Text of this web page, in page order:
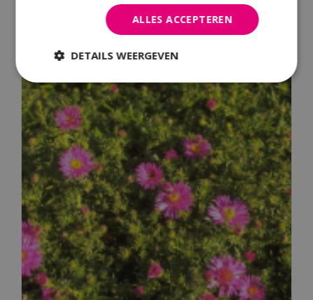
Alpenaster
Aster alpinus
ALLES ACCEPTEREN
DETAILS WEERGEVEN